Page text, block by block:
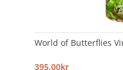
World of Butterflies
395,00kr